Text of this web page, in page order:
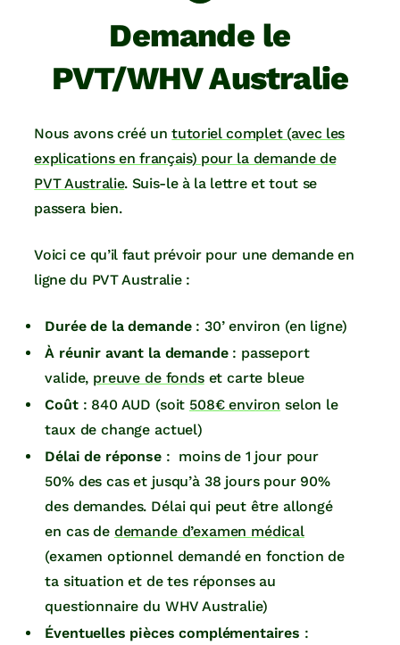
Demande le
PVT/WHV Australie
Nous avons créé untutoriel complet (avec les
explications en français) pour la demande de
PVT Australie. Suis-le à la lettre et tout se
passera bien.
Voici ce qu’il faut prévoir pour une demande en
ligne du PVT Australie :
Durée de la demande: 30’ environ (en ligne)
À réunir avant la demande: passeport
valide, preuve de fondset carte bleue
Coût: 840 AUD (soit 508€ environ selon le
taux de change actuel)
Délai de réponse: moins de 1 jour pour
50% des cas et jusqu’à 38 jours pour 90%
des demandes. Délai qui peut être allongé
en cas de demande d’examen médical
(examen optionnel demandé en fonction de
ta situation et de tes réponses au
questionnaire du WHV Australie)
Éventuelles pièces complémentaires :